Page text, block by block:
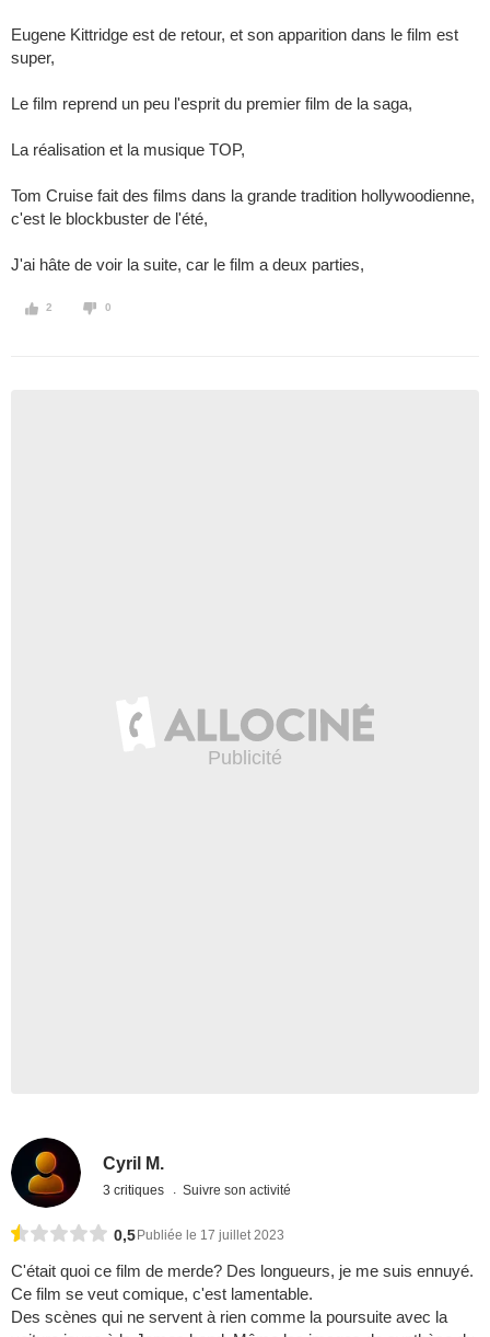
Eugene Kittridge est de retour, et son apparition dans le film est
super,
Le film reprend un peu l'esprit du premier film de la saga,
La réalisation et la musique TOP,
Tom Cruise fait des films dans la grande tradition hollywoodienne,
c'est le blockbuster de l'été,
J'ai hâte de voir la suite, car le film a deux parties,
2 0
Cyril M.
3 critiques Suivre son activité
0,5 Publiée le 17 juillet 2023
C'était quoi ce film de merde? Des longueurs, je me suis ennuyé.
Ce film se veut comique, c'est lamentable.
Des scènes qui ne servent à rien comme la poursuite avec la